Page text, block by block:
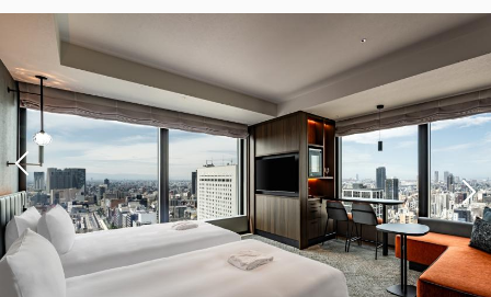
税・サービス料込
会員価格 114,122 円
大人2名 1室
税・サービス料込
合計 120,130円
朝食
in 14:00~ / out 11:00まで